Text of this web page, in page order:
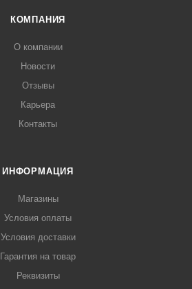
КОМПАНИЯ
О компании
Новости
Отзывы
Карьера
Контакты
ИНФОРМАЦИЯ
Магазины
Условия оплаты
Условия доставки
Гарантия на товар
Реквизиты